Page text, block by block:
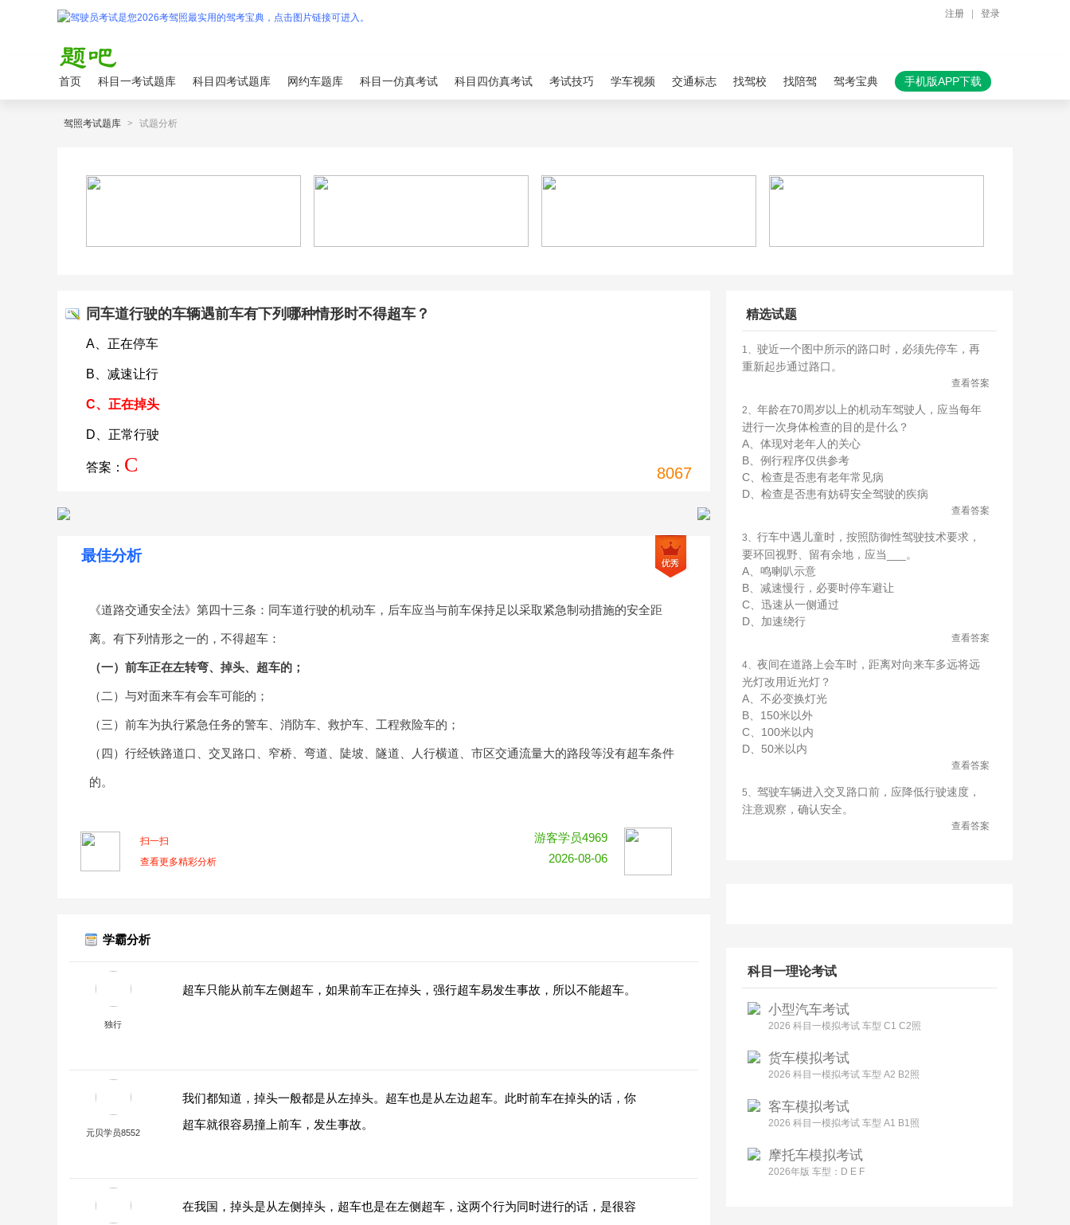
注册 登录
首页 科目一考试题库 科目四考试题库 网约车题库 科目一仿真考试 科目四仿真考试 考试技巧 学车视频 交通标志 找驾校 找陪驾 驾考宝典 手机版APP下载
驾照考试题库 > 试题分析
同车道行驶的车辆遇前车有下列哪种情形时不得超车？
A、正在停车
B、减速让行
C、正在掉头
D、正常行驶
答案： C 8067
最佳分析
《道路交通安全法》第四十三条：同车道行驶的机动车，后车应当与前车保持足以采取紧急制动措施的安全距
离。有下列情形之一的，不得超车：
（一）前车正在左转弯、掉头、超车的；
（二）与对面来车有会车可能的；
（三）前车为执行紧急任务的警车、消防车、救护车、工程救险车的；
（四）行经铁路道口、交叉路口、窄桥、弯道、陡坡、隧道、人行横道、市区交通流量大的路段等没有超车条件
的。
扫一扫
查看更多精彩分析
游客学员4969
2026-08-06
学霸分析
独行
超车只能从前车左侧超车，如果前车正在掉头，强行超车易发生事故，所以不能超车。
元贝学员8552
我们都知道，掉头一般都是从左掉头。超车也是从左边超车。此时前车在掉头的话，你
超车就很容易撞上前车，发生事故。
在我国，掉头是从左侧掉头，超车也是在左侧超车，这两个行为同时进行的话，是很容
精选试题
1、 驶近一个图中所示的路口时，必须先停车，再
重新起步通过路口。
查看答案
2、 年龄在70周岁以上的机动车驾驶人，应当每年
进行一次身体检查的目的是什么？
A、体现对老年人的关心
B、例行程序仅供参考
C、检查是否患有老年常见病
D、检查是否患有妨碍安全驾驶的疾病
查看答案
3、 行车中遇儿童时，按照防御性驾驶技术要求，
要环回视野、留有余地，应当___。
A、鸣喇叭示意
B、减速慢行，必要时停车避让
C、迅速从一侧通过
D、加速绕行
查看答案
4、 夜间在道路上会车时，距离对向来车多远将远
光灯改用近光灯？
A、不必变换灯光
B、150米以外
C、100米以内
D、50米以内
查看答案
5、 驾驶车辆进入交叉路口前，应降低行驶速度，
注意观察，确认安全。
查看答案
科目一理论考试
小型汽车考试
2026 科目一模拟考试 车型 C1 C2照
货车模拟考试
2026 科目一模拟考试 车型 A2 B2照
客车模拟考试
2026 科目一模拟考试 车型 A1 B1照
摩托车模拟考试
2026年版 车型：D E F